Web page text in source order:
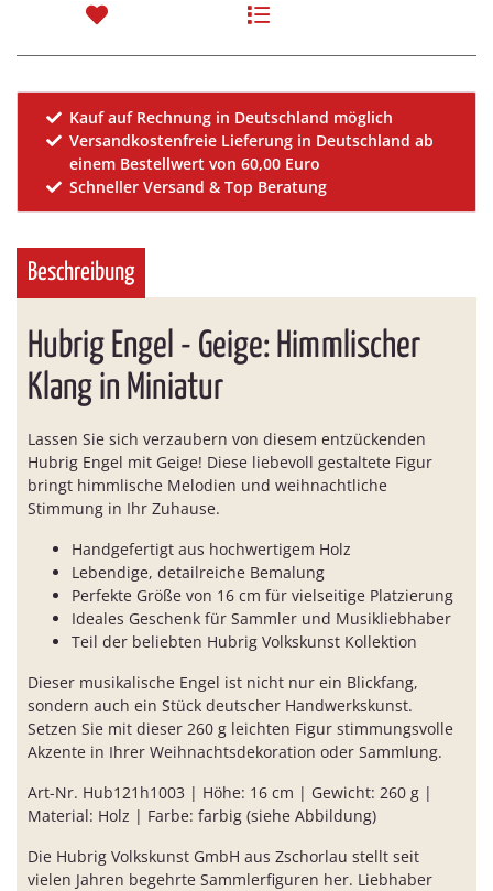
Kauf auf Rechnung in Deutschland möglich
Versandkostenfreie Lieferung in Deutschland ab
einem Bestellwert von 60,00 Euro
Schneller Versand & Top Beratung
Beschreibung
Hubrig Engel - Geige: Himmlischer
Klang in Miniatur
Lassen Sie sich verzaubern von diesem entzückenden
Hubrig Engel mit Geige! Diese liebevoll gestaltete Figur
bringt himmlische Melodien und weihnachtliche
Stimmung in Ihr Zuhause.
Handgefertigt aus hochwertigem Holz
Lebendige, detailreiche Bemalung
Perfekte Größe von 16 cm für vielseitige Platzierung
Ideales Geschenk für Sammler und Musikliebhaber
Teil der beliebten Hubrig Volkskunst Kollektion
Dieser musikalische Engel ist nicht nur ein Blickfang,
sondern auch ein Stück deutscher Handwerkskunst.
Setzen Sie mit dieser 260 g leichten Figur stimmungsvolle
Akzente in Ihrer Weihnachtsdekoration oder Sammlung.
Art-Nr. Hub121h1003 | Höhe: 16 cm | Gewicht: 260 g |
Material: Holz | Farbe: farbig (siehe Abbildung)
Die Hubrig Volkskunst GmbH aus Zschorlau stellt seit
vielen Jahren begehrte Sammlerfiguren her. Liebhaber